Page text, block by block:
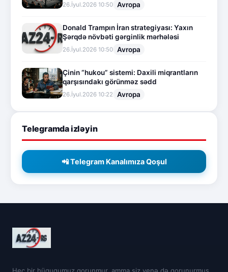
26.İyul.2026 10:50 Avropa
Donald Trampın İran strategiyası: Yaxın
Şərqdə növbəti gərginlik mərhələsi
26.İyul.2026 10:50 Avropa
Çinin “hukou” sistemi: Daxili miqrantların
qarşısındakı görünməz sədd
26.İyul.2026 10:22 Avropa
Telegramda izləyin
📲 Telegram Kanalımıza Qoşul
Heç bir hüququmuz qorunmur, amma siz yenə də qorunurmuş